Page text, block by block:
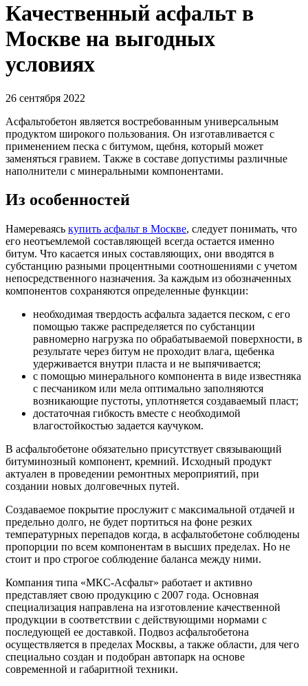
Качественный асфальт в
Москве на выгодных
условиях
26 сентября 2022
Асфальтобетон является востребованным универсальным
продуктом широкого пользования. Он изготавливается с
применением песка с битумом, щебня, который может
заменяться гравием. Также в составе допустимы различные
наполнители с минеральными компонентами.
Из особенностей
Намереваясь купить асфальт в Москве, следует понимать, что
его неотъемлемой составляющей всегда остается именно
битум. Что касается иных составляющих, они вводятся в
субстанцию разными процентными соотношениями с учетом
непосредственного назначения. За каждым из обозначенных
компонентов сохраняются определенные функции:
необходимая твердость асфальта задается песком, с его
помощью также распределяется по субстанции
равномерно нагрузка по обрабатываемой поверхности, в
результате через битум не проходит влага, щебенка
удерживается внутри пласта и не выпячивается;
с помощью минерального компонента в виде известняка
с песчаником или мела оптимально заполняются
возникающие пустоты, уплотняется создаваемый пласт;
достаточная гибкость вместе с необходимой
влагостойкостью задается каучуком.
В асфальтобетоне обязательно присутствует связывающий
битуминозный компонент, кремний. Исходный продукт
актуален в проведении ремонтных мероприятий, при
создании новых долговечных путей.
Создаваемое покрытие прослужит с максимальной отдачей и
предельно долго, не будет портиться на фоне резких
температурных перепадов когда, в асфальтобетоне соблюдены
пропорции по всем компонентам в высших пределах. Но не
стоит и про строгое соблюдение баланса между ними.
Компания типа «МКС-Асфальт» работает и активно
представляет свою продукцию с 2007 года. Основная
специализация направлена на изготовление качественной
продукции в соответствии с действующими нормами с
последующей ее доставкой. Подвоз асфальтобетона
осуществляется в пределах Москвы, а также области, для чего
специально создан и подобран автопарк на основе
современной и габаритной техники.